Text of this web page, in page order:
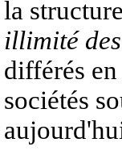
la
illimité
différés
sociétés